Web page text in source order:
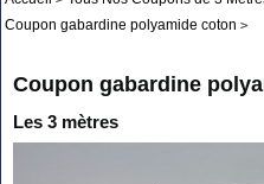
Coupon gabardine polyamide coton
Coupon gabardine
Les 3 mètres